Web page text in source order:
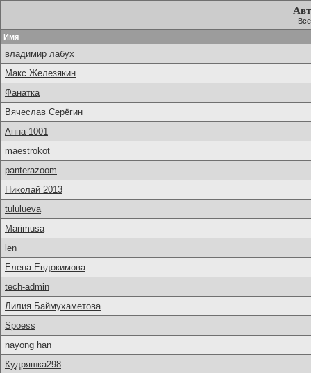
Имя
владимир лабух
Макс Железякин
Фанатка
Вячеслав Серёгин
Анна-1001
maestrokot
panterazoom
Николай 2013
tululueva
Marimusa
len
Елена Евдокимова
tech-admin
Лилия Баймухаметова
Spoess
nayong han
Кудряшка298